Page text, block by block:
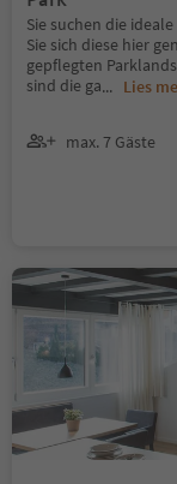
Sie suchen die
Sie sich diese hier
gepflegten
sind die ga... Lies
max. 7 Gäste